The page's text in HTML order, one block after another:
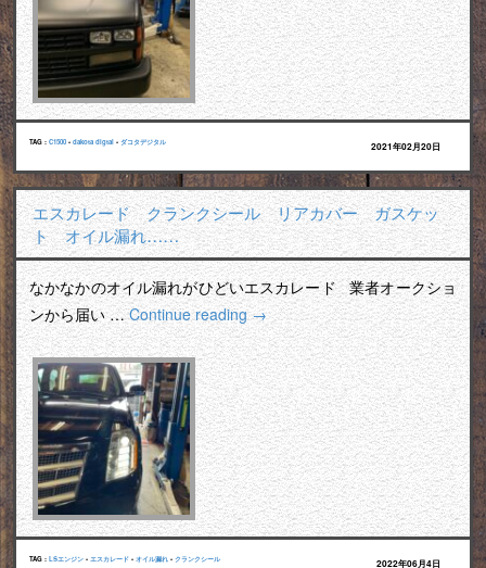
TAG : C1500 • dakota digtal • ダコタデジタル 2021年02月20日
エスカレード クランクシール リアカバー ガスケッ
ト オイル漏れ……
なかなかのオイル漏れがひどいエスカレード 業者オークショ
ンから届い …Continue reading→
TAG : LSエンジン • エスカレード • オイル漏れ • クランクシール 2022年06月4日